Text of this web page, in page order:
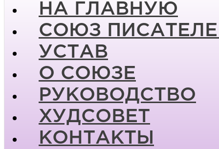
НА ГЛАВНУЮ
СОЮЗ
УСТАВ
О СОЮЗЕ
РУКОВОДСТВО
ХУДСОВЕТ
КОНТАКТЫ